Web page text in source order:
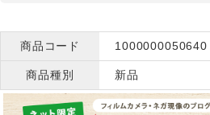
商品コード 1000000050640
商品種別 新品